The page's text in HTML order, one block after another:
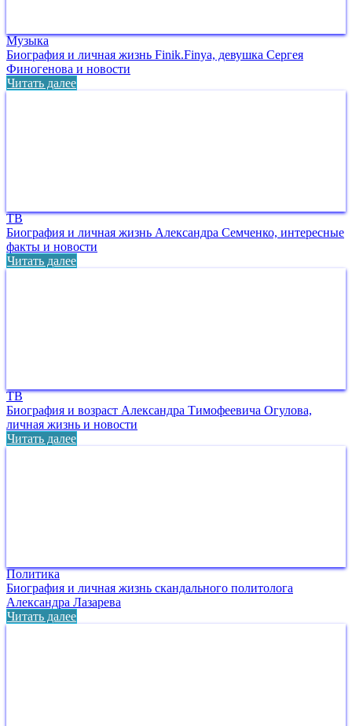
Музыка
Биография и личная жизнь Finik.Finya, девушка Сергея
Финогенова и новости
Читать далее
ТВ
Биография и личная жизнь Александра Семченко, интересные
факты и новости
Читать далее
ТВ
Биография и возраст Александра Тимофеевича Огулова,
личная жизнь и новости
Читать далее
Политика
Биография и личная жизнь скандального политолога
Александра Лазарева
Читать далее